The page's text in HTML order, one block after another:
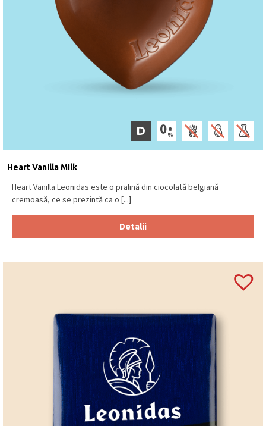
D
Heart Vanilla Milk
Heart Vanilla Leonidas este o pralină din ciocolată belgiană
cremoasă, ce se prezintă ca o [...]
Detalii